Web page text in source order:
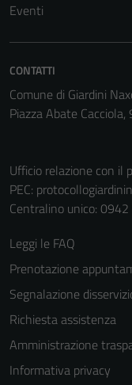
Eventi
CONTATTI
Comune di Giardini
Piazza Abate
Ufficio relazione con il
PEC:
Centralino unico:
Leggi le FAQ
Prenotazione
Segnalazione
Richiesta assistenza
Amministrazione
Informativa privacy